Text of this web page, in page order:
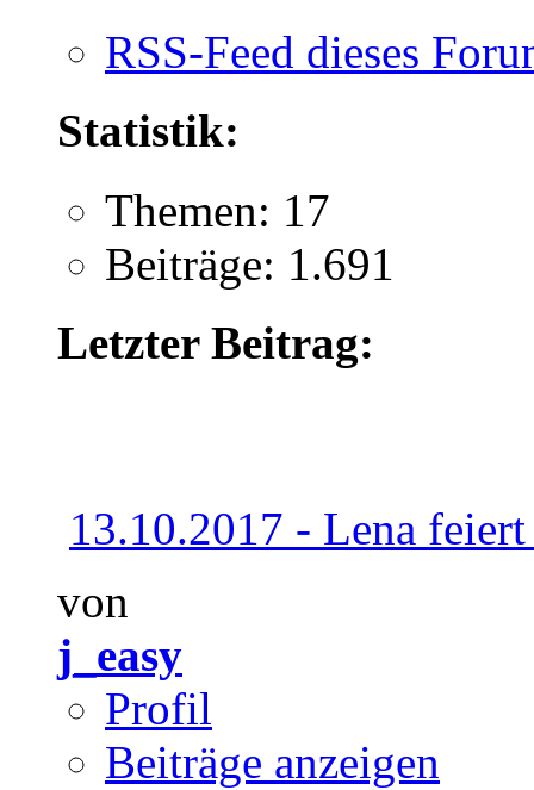
RSS-Feed dieses
Statistik:
Themen: 17
Beiträge: 1.691
Letzter Beitrag:
13.10.2017 - Lena
von
j_easy
Profil
Beiträge anzeigen